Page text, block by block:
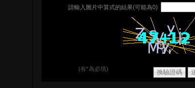
請輸入圖片中算式的結果(可能為0)
(有*為必填)